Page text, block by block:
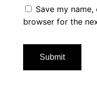
Save my
browser for the